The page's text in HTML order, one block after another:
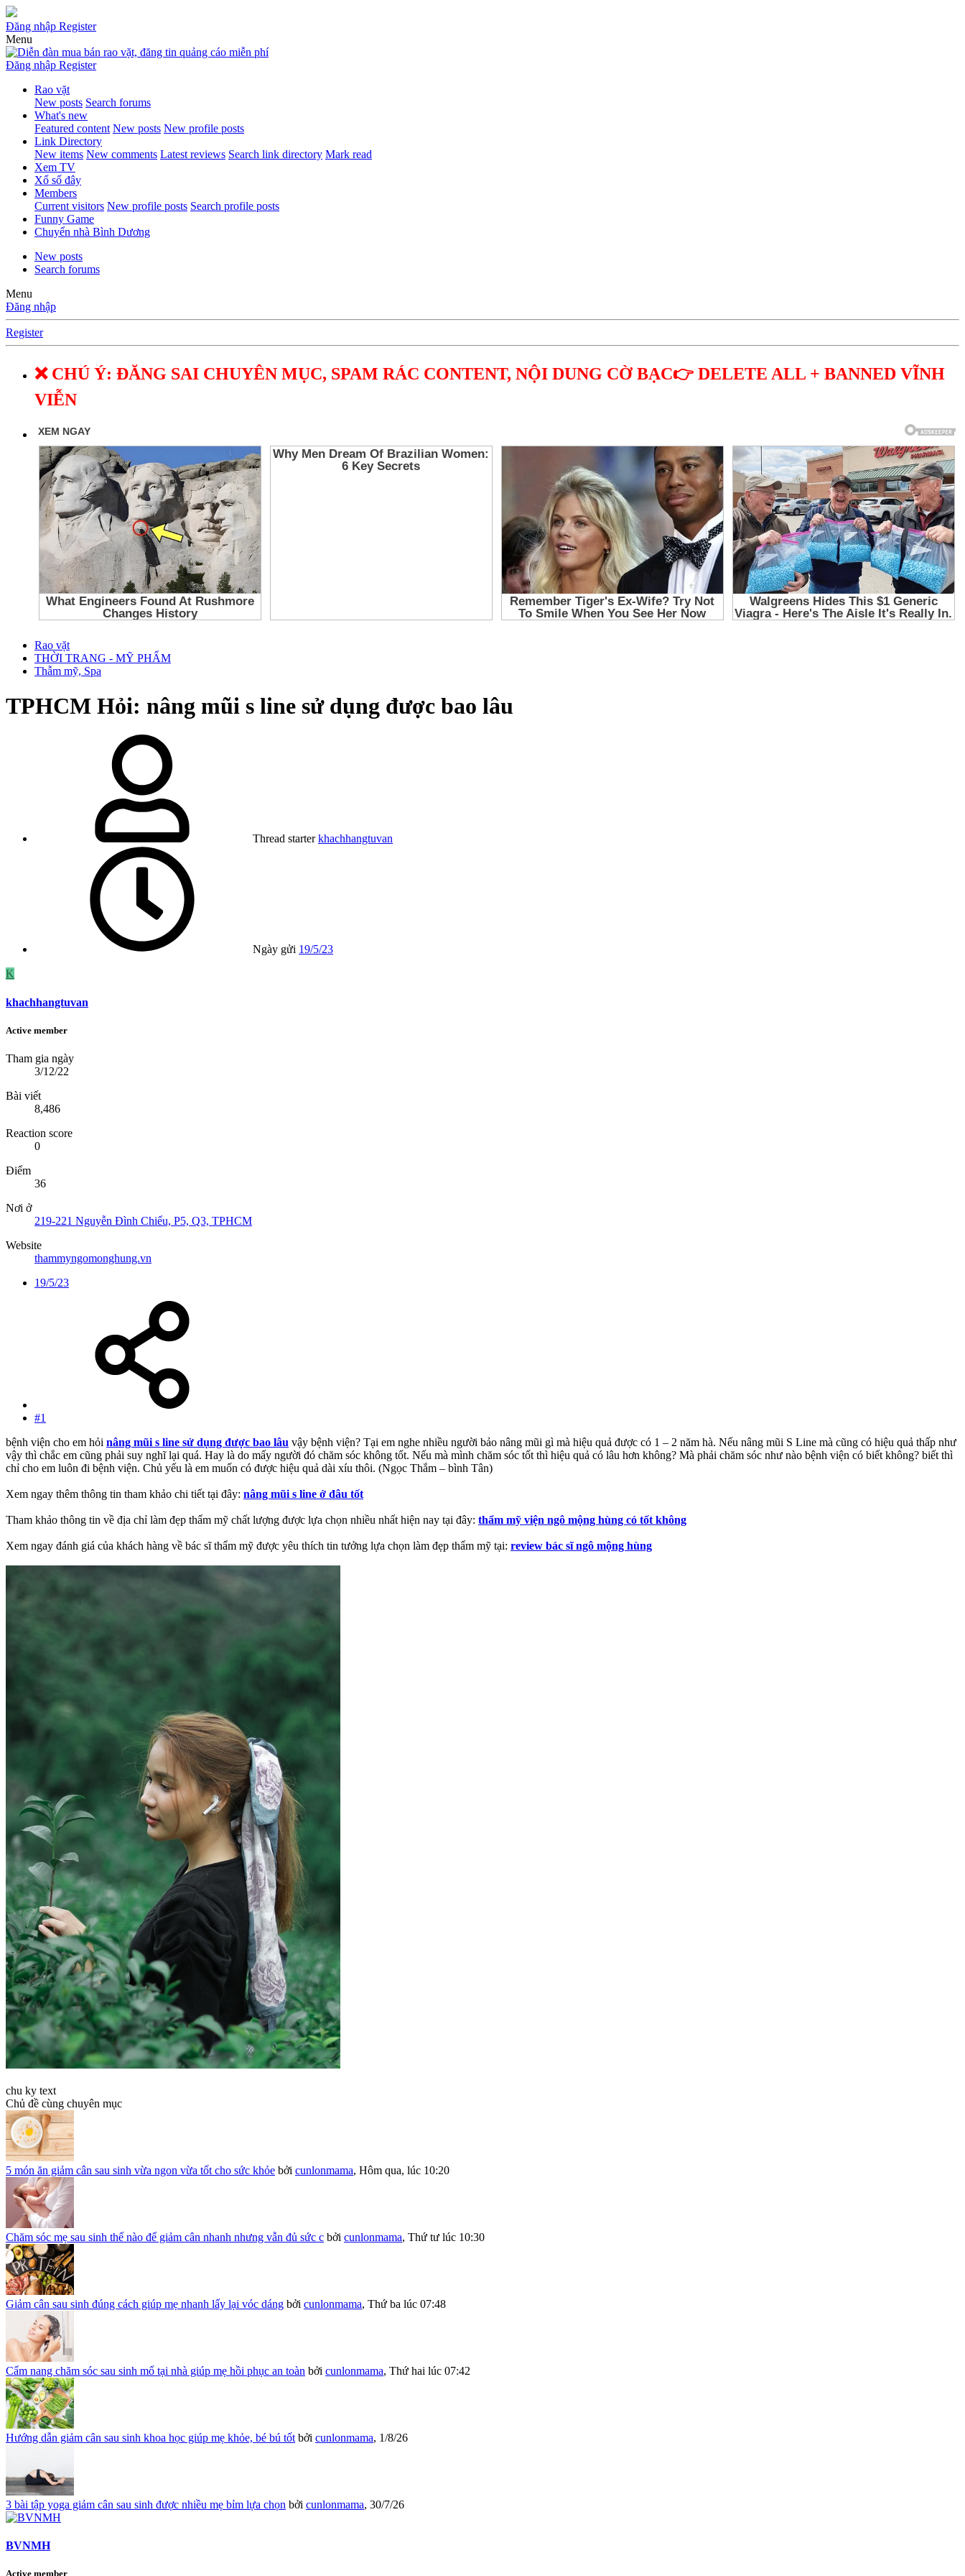
Đăng nhập Register
Menu
Đăng nhập Register
Rao vặt
New posts Search forums
What's new
Featured content New posts New profile posts
Link Directory
New items New comments Latest reviews Search link directory Mark read
Xem TV
Xổ số đây
Members
Current visitors New profile posts Search profile posts
Funny Game
Chuyển nhà Bình Dương
New posts
Search forums
Menu
Đăng nhập
Register
❌ CHÚ Ý: ĐĂNG SAI CHUYÊN MỤC, SPAM RÁC CONTENT, NỘI DUNG CỜ BẠC👉 DELETE ALL + BANNED VĨNH
VIỄN
Rao vặt
THỜI TRANG - MỸ PHẨM
Thẫm mỹ, Spa
TPHCM Hỏi: nâng mũi s line sử dụng được bao lâu
Thread starter khachhangtuvan
Ngày gửi 19/5/23
K
khachhangtuvan
Active member
Tham gia ngày
3/12/22
Bài viết
8,486
Reaction score
0
Điểm
36
Nơi ở
219-221 Nguyễn Đình Chiểu, P5, Q3, TPHCM
Website
thammyngomonghung.vn
19/5/23
#1
bệnh viện cho em hỏi nâng mũi s line sử dụng được bao lâu vậy bệnh viện? Tại em nghe nhiều người bảo nâng mũi gì mà hiệu quả được có 1 – 2 năm hà. Nếu nâng mũi S Line mà cũng có hiệu quả thấp như
vậy thì chắc em cũng phải suy nghĩ lại quá. Hay là do mấy người đó chăm sóc không tốt. Nếu mà mình chăm sóc tốt thì hiệu quả có lâu hơn không? Mà phải chăm sóc như nào bệnh viện có biết không? biết thì
chỉ cho em luôn đi bệnh viện. Chủ yếu là em muốn có được hiệu quả dài xíu thôi. (Ngọc Thắm – bình Tân)
Xem ngay thêm thông tin tham khảo chi tiết tại đây: nâng mũi s line ở đâu tốt
Tham khảo thông tin về địa chỉ làm đẹp thẩm mỹ chất lượng được lựa chọn nhiều nhất hiện nay tại đây: thẩm mỹ viện ngô mộng hùng có tốt không
Xem ngay đánh giá của khách hàng về bác sĩ thẩm mỹ được yêu thích tin tưởng lựa chọn làm đẹp thẩm mỹ tại: review bác sĩ ngô mộng hùng
chu ky text
Chủ đề cùng chuyên mục
5 món ăn giảm cân sau sinh vừa ngon vừa tốt cho sức khỏe bởi cunlonmama, Hôm qua, lúc 10:20
Chăm sóc mẹ sau sinh thế nào để giảm cân nhanh nhưng vẫn đủ sức c bởi cunlonmama, Thứ tư lúc 10:30
Giảm cân sau sinh đúng cách giúp mẹ nhanh lấy lại vóc dáng bởi cunlonmama, Thứ ba lúc 07:48
Cẩm nang chăm sóc sau sinh mổ tại nhà giúp mẹ hồi phục an toàn bởi cunlonmama, Thứ hai lúc 07:42
Hướng dẫn giảm cân sau sinh khoa học giúp mẹ khỏe, bé bú tốt bởi cunlonmama, 1/8/26
3 bài tập yoga giảm cân sau sinh được nhiều mẹ bỉm lựa chọn bởi cunlonmama, 30/7/26
BVNMH
Active member